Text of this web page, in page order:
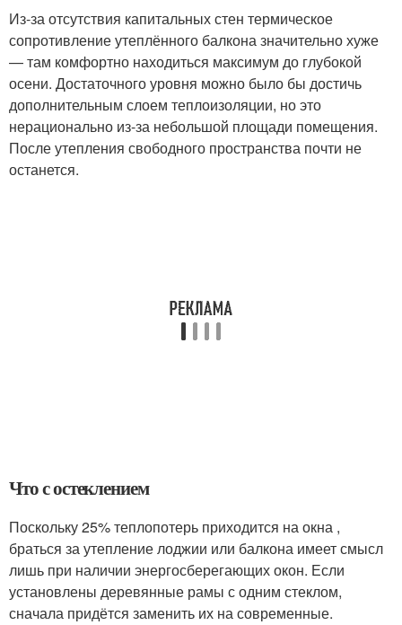
Из‑за отсутствия капитальных стен термическое
сопротивление утеплённого балкона значительно хуже
— там комфортно находиться максимум до глубокой
осени. Достаточного уровня можно было бы достичь
дополнительным слоем теплоизоляции, но это
нерационально из‑за небольшой площади помещения.
После утепления свободного пространства почти не
останется.
Что с остеклением
Поскольку 25% теплопотерь приходится на окна ,
браться за утепление лоджии или балкона имеет смысл
лишь при наличии энергосберегающих окон. Если
установлены деревянные рамы с одним стеклом,
сначала придётся заменить их на современные.